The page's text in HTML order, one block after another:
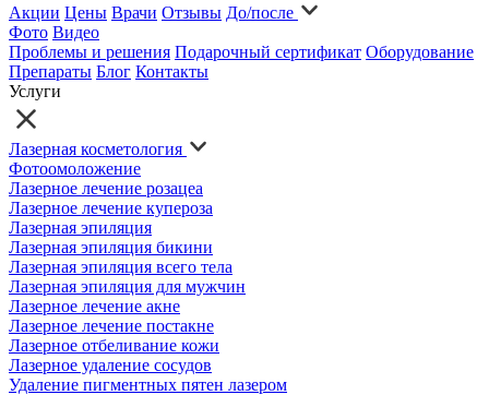
Акции Цены Врачи Отзывы До/после
Фото Видео
Проблемы и решения Подарочный сертификат Оборудование
Препараты Блог Контакты
Услуги
Лазерная косметология
Фотоомоложение
Лазерное лечение розацеа
Лазерное лечение купероза
Лазерная эпиляция
Лазерная эпиляция бикини
Лазерная эпиляция всего тела
Лазерная эпиляция для мужчин
Лазерное лечение акне
Лазерное лечение постакне
Лазерное отбеливание кожи
Лазерное удаление сосудов
Удаление пигментных пятен лазером